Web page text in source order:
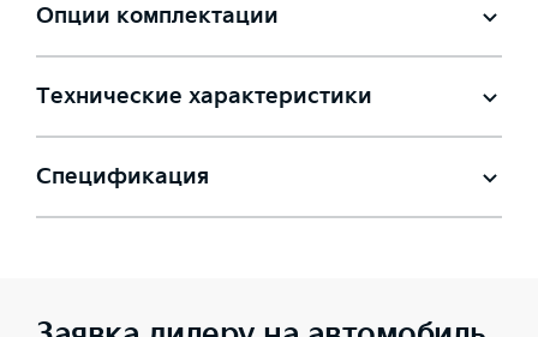
Опции комплектации
Технические характеристики
Спецификация